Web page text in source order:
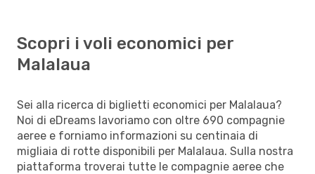
Scopri i voli economici per
Malalaua
Sei alla ricerca di biglietti economici per Malalaua?
Noi di eDreams lavoriamo con oltre 690 compagnie
aeree e forniamo informazioni su centinaia di
migliaia di rotte disponibili per Malalaua. Sulla nostra
piattaforma troverai tutte le compagnie aeree che